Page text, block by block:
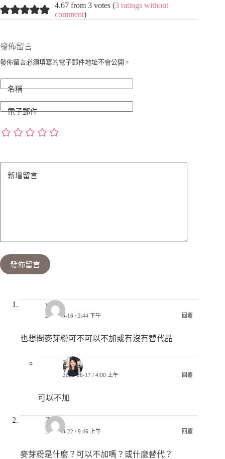
4.67 from 3 votes (3 ratings without
comment)
發佈留言
發佈留言必須填寫的電子郵件地址不會公開。
名稱
電子郵件
新增留言
發佈留言
witch
2020-06-16 / 2:44 下午 回覆
也想問麥芽粉可不可以不加或有沒有替代品
巧兒
2020-06-17 / 4:00 上午 回覆
可以不加
Zoe
2019-08-22 / 9:46 上午 回覆
麥芽粉是什麼？可以不加嗎？或什麼替代？